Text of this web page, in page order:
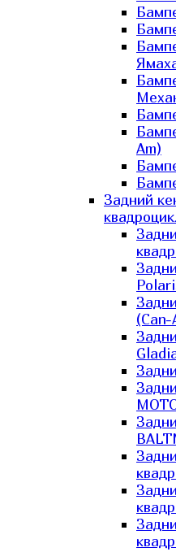
Am)
Задний